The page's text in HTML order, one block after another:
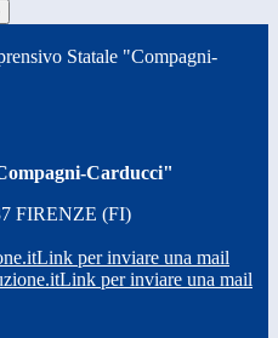
Statale "Compagni-
Carducci"
FIRENZE (FI)
Link per inviare una mail
Link per inviare una mail